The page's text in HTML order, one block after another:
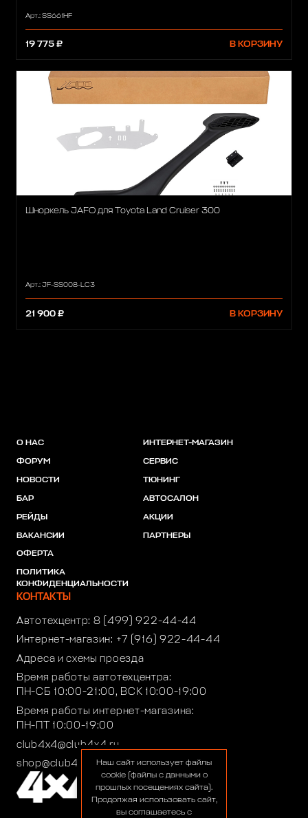
Арт.: SS661HF
19 775 ₽ В КОРЗИНУ
Шноркель JAFO для Toyota Land Cruiser 300
Арт.: JF-SS008-LC3
21 900 ₽ В КОРЗИНУ
О НАС
ФОРУМ
НОВОСТИ
БАР
РЕЙДЫ
ВАКАНСИИ
ОФЕРТА
ПОЛИТИКА
КОНФИДЕНЦИАЛЬНОСТИ
ИНТЕРНЕТ-МАГАЗИН
СЕРВИС
ТЮНИНГ
АВТОСАЛОН
АКЦИИ
ПАРТНЕРЫ
КОНТАКТЫ
Автотехцентр: 8 (499) 922-44-44
Интернет-магазин: +7 (916) 922-44-44
Адреса и схемы проезда
Время работы автотехцентра:
ПН-СБ 10:00-21:00, ВСК 10:00-19:00
Время работы интернет-магазина:
ПН-ПТ 10:00-19:00
club4x4@club4x4.ru
shop@club4x4.ruНаш сайт использует файлы
cookie (файлы с данными о
прошлых посещениях сайта).
Продолжая использовать сайт,
вы соглашаетесь с